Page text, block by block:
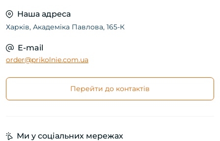
Наша адреса
Харків, Академіка Павлова, 165-К
E-mail
order@prikolnie.com.ua
Перейти до контактів
Ми у соціальних мережах